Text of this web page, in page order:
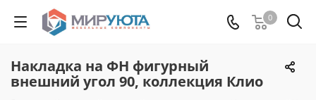
0
Накладка на ФН фигурный
внешний угол 90, коллекция Клио